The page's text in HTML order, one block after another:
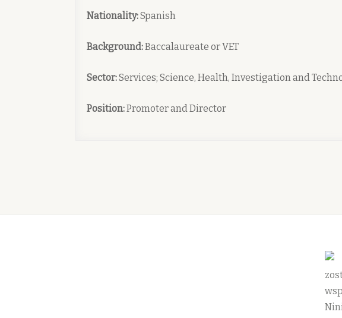
Nationality:Spanish
Background:Baccalaureate or VET
Sector:Services; Science, Health, Investigation and
Position:Promoter and Director